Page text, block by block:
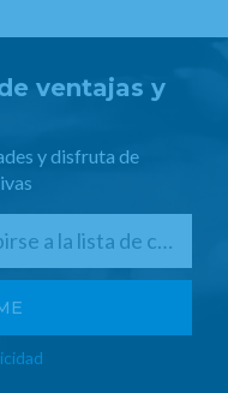
ventajas y
y disfruta de